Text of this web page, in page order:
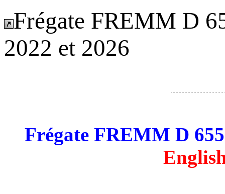
Frégate FREMM D
2022 et 2026
Frégate FREMM D